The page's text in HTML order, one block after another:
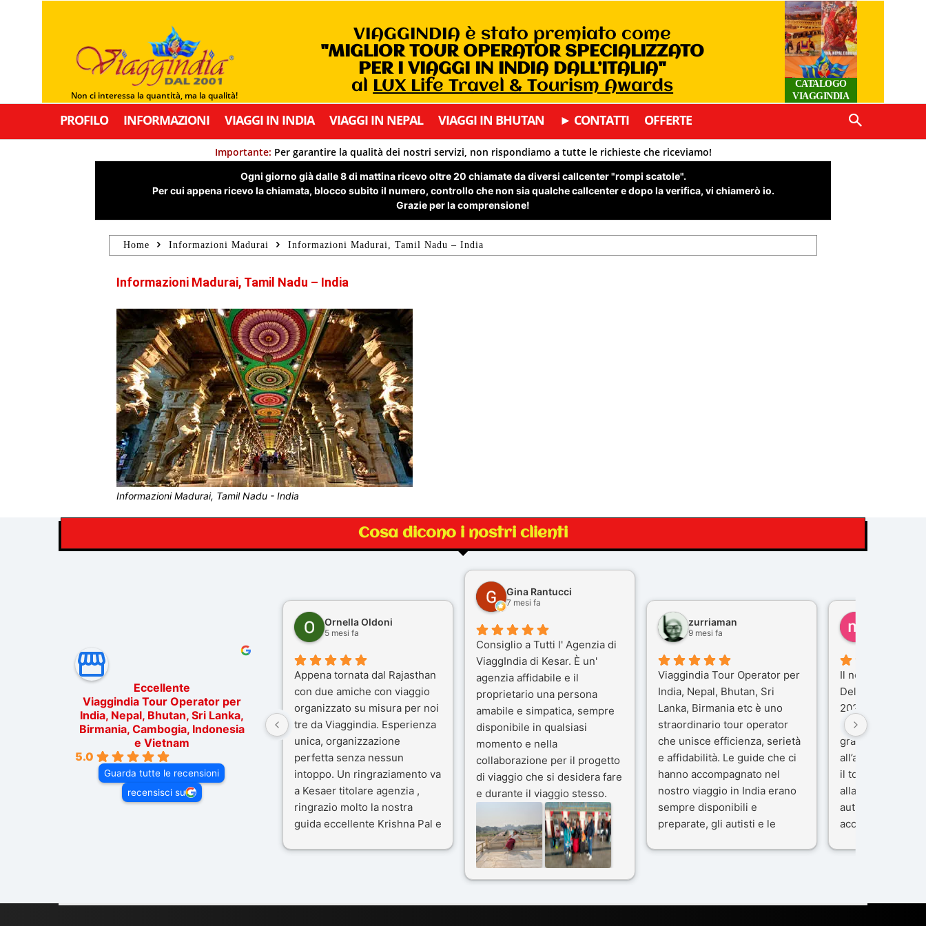
Non ci interessa la quantità, ma la qualità!
VIAGGINDIA è stato premiato come
"MIGLIOR TOUR OPERATOR SPECIALIZZATO
PER I VIAGGI IN INDIA DALL’ITALIA"
al LUX Life Travel & Tourism Awards
CATALOGO
VIAGGINDIA
PROFILO INFORMAZIONI VIAGGI IN INDIA VIAGGI IN NEPAL VIAGGI IN BHUTAN ► CONTATTI OFFERTE
Importante: Per garantire la qualità dei nostri servizi, non rispondiamo a tutte le richieste che riceviamo!
Ogni giorno già dalle 8 di mattina ricevo oltre 20 chiamate da diversi callcenter "rompi scatole".
Per cui appena ricevo la chiamata, blocco subito il numero, controllo che non sia qualche callcenter e dopo la verifica, vi chiamerò io.
Grazie per la comprensione!
Home Informazioni Madurai Informazioni Madurai, Tamil Nadu – India
Informazioni Madurai, Tamil Nadu – India
Informazioni Madurai, Tamil Nadu - India
Cosa dicono i nostri clienti
Eccellente
Viaggindia Tour Operator per
India, Nepal, Bhutan, Sri Lanka,
Birmania, Cambogia, Indonesia
e Vietnam
5.0
Guarda tutte le recensioni
recensisci su
Ornella Oldoni
5 mesi fa
Appena tornata dal Rajasthan
con due amiche con viaggio
organizzato su misura per noi
tre da Viaggindia. Esperienza
unica, organizzazione
perfetta senza nessun
intoppo. Un ringraziamento va
a Kesaer titolare agenzia ,
ringrazio molto la nostra
guida eccellente Krishna Pal e
consiglio questa agenzia
Gina Rantucci
7 mesi fa
Consiglio a Tutti l' Agenzia di
ViaggIndia di Kesar. È un'
agenzia affidabile e il
proprietario una persona
amabile e simpatica, sempre
disponibile in qualsiasi
momento e nella
collaborazione per il progetto
di viaggio che si desidera fare
e durante il viaggio stesso.
Siamo stati 3 settimane in
India a novembre 2025, 5
amici e il viaggio alla scoperta
del Rajasthan e Varanasi è
ai servizi dell' Agenzia con
zurriaman
9 mesi fa
Viaggindia Tour Operator per
India, Nepal, Bhutan, Sri
Lanka, Birmania etc è uno
straordinario tour operator
che unisce efficienza, serietà
e affidabilità. Le guide che ci
hanno accompagnato nel
nostro viaggio in India erano
sempre disponibili e
preparate, gli autisti e le
livello e di grande
Il nostro viaggio
Delhi e Varanasi
2025), è stata
che porteremo
gran parte del
all’agenzia che
il tour con cura e
alla nostra guida
autista che ci
accompagnati
L’organizzazione